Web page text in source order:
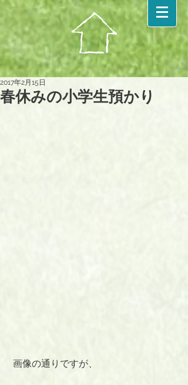
春休みの小学生預かり
2017年2月15日
画像の通りですが、